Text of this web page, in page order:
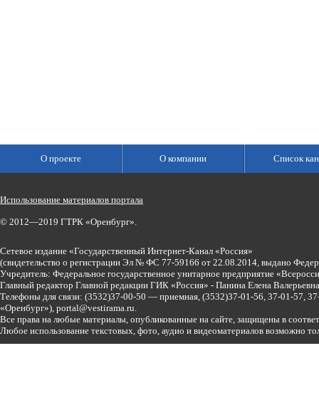
О проекте О компании Список
Использование материалов портала
© 2012—2019 ГТРК «Оренбург».
Сетевое издание «Государственный Интернет-Канал «Россия»
(свидетельство о регистрации Эл № ФС 77-59166 от 22.08.2014, выдано
Учредитель: Федеральное государственное унитарное предприятие
Главный редактор Главной редакции ГИК «Россия» - Панина Елена
Телефоны для связи: (3532)37-00-50 — приемная, (3532)37-01-56, 37-01-57,
«Оренбург»), portal@vestirama.ru.
Все права на любые материалы, опубликованные на сайте, защищены в
Любое использование текстовых, фото, аудио и видеоматериалов возможно